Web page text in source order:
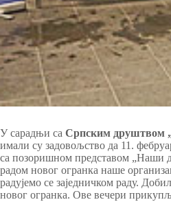
У сарадњи са Српским друштвом
имали су задовољство да 11.
са позоришном представом „Наши
радом новог огранка наше
радујемо се заједничком раду.
новог огранка. Ове вечери